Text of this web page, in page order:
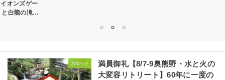
オンズゲー
白龍の滝で
お知らせ
満員御礼【8/7-9奥熊野・水と火の
大変容リトリート】60年に一度の